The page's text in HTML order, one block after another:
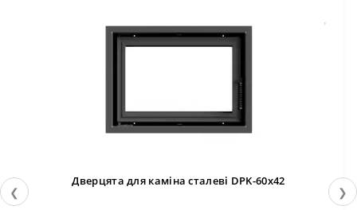
❮
Дверцята для каміна сталеві DPK-60x42
❯